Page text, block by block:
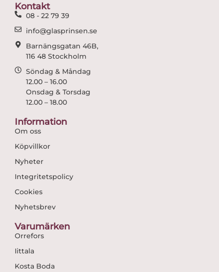
Kontakt
08 - 22 79 39
info@glasprinsen.se
Barnängsgatan 46B,
116 48 Stockholm
Söndag & Måndag
12.00 – 16.00
Onsdag & Torsdag
12.00 – 18.00
Information
Om oss
Köpvillkor
Nyheter
Integritetspolicy
Cookies
Nyhetsbrev
Varumärken
Orrefors
Iittala
Kosta Boda